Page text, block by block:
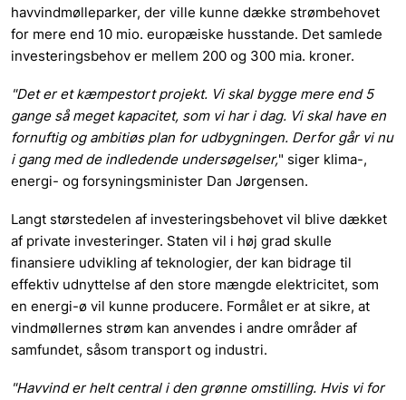
havvindmølleparker, der ville kunne dække strømbehovet
for mere end 10 mio. europæiske husstande. Det samlede
investeringsbehov er mellem 200 og 300 mia. kroner.
"Det er et kæmpestort projekt. Vi skal bygge mere end 5
gange så meget kapacitet, som vi har i dag. Vi skal have en
fornuftig og ambitiøs plan for udbygningen. Derfor går vi nu
i gang med de indledende undersøgelser," siger klima-,
energi- og forsyningsminister Dan Jørgensen.
Langt størstedelen af investeringsbehovet vil blive dækket
af private investeringer. Staten vil i høj grad skulle
finansiere udvikling af teknologier, der kan bidrage til
effektiv udnyttelse af den store mængde elektricitet, som
en energi-ø vil kunne producere. Formålet er at sikre, at
vindmøllernes strøm kan anvendes i andre områder af
samfundet, såsom transport og industri.
"Havvind er helt central i den grønne omstilling. Hvis vi for